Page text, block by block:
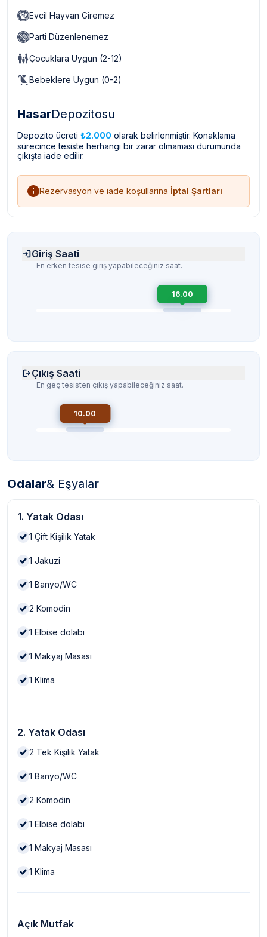
Evcil Hayvan Giremez
Parti Düzenlenemez
Çocuklara Uygun (2-12)
Bebeklere Uygun (0-2)
HasarDepozitosu
Depozito ücreti ₺2.000 olarak belirlenmiştir. Konaklama
sürecince tesiste herhangi bir zarar olmaması durumunda
çıkışta iade edilir.
Rezervasyon ve iade koşullarına İptal Şartları
Giriş Saati
En erken tesise giriş yapabileceğiniz saat.
16.00
Çıkış Saati
En geç tesisten çıkış yapabileceğiniz saat.
10.00
Odalar& Eşyalar
1. Yatak Odası
1 Çift Kişilik Yatak
1 Jakuzi
1 Banyo/WC
2 Komodin
1 Elbise dolabı
1 Makyaj Masası
1 Klima
2. Yatak Odası
2 Tek Kişilik Yatak
1 Banyo/WC
2 Komodin
1 Elbise dolabı
1 Makyaj Masası
1 Klima
Açık Mutfak